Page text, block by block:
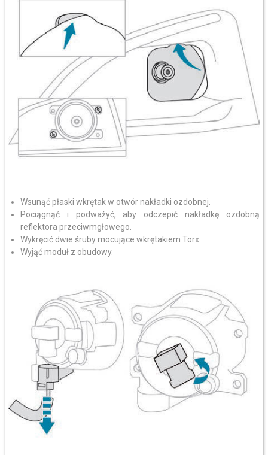
Wsunąć płaski wkrętak w otwór nakładki ozdobnej.
Pociągnąć i podważyć, aby odczepić nakładkę ozdobną
reflektora przeciwmgłowego.
Wykręcić dwie śruby mocujące wkrętakiem Torx.
Wyjąć moduł z obudowy.